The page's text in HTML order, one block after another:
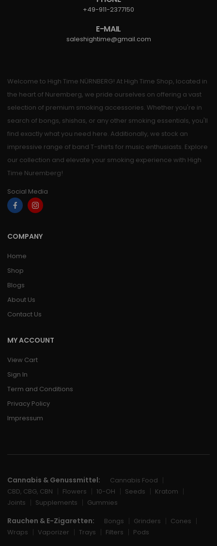
+49-911-2377150
E-MAIL
saleshightime@gmail.com
Welcome to High Time NÜRNBERG! At High Time Shop, located in
the heart of Nuremberg, we pride ourselves on offering a vast
selection of premium smoking accessories. Whether you're in
search of bongs, shishas, or any other smoking essentials, you'll
find exactly what you need here. Additionally, we stock an
impressive range of band T-shirts for music enthusiasts. Explore
our collection and elevate your smoking experience with High
Time Nuremberg!
Social Media
COMPANY
Home
Shop
Blogs
About Us
Contact Us
MY ACCOUNT
View Cart
Sign In
Term and Conditions
Privacy Policy
Impressum
Cannabis & Genussmittel:
Cannabis Food
CBD, CBG, CBN
Flowers 10-OH Seeds
Kratom
Joints
Supplements Gummies
Rauchen & E-Zigaretten: Bongs Grinders
Cones
Wraps
Vaporizer Trays Filters Pods